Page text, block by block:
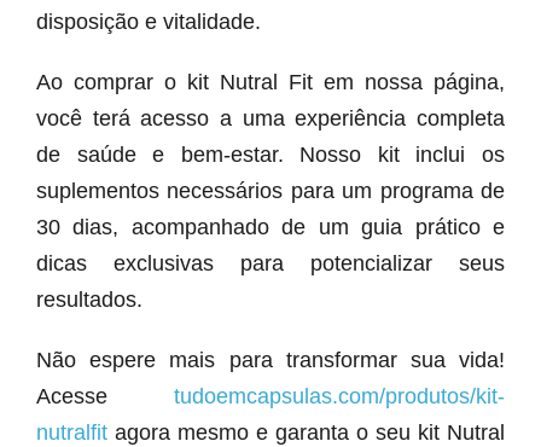
disposição e vitalidade.
Ao comprar o kit Nutral Fit em nossa página,
você terá acesso a uma experiência completa
de saúde e bem-estar. Nosso kit inclui os
suplementos necessários para um programa de
30 dias, acompanhado de um guia prático e
dicas exclusivas para potencializar seus
resultados.
Não espere mais para transformar sua vida!
Acesse tudoemcapsulas.com/produtos/kit-
nutralfit agora mesmo e garanta o seu kit Nutral